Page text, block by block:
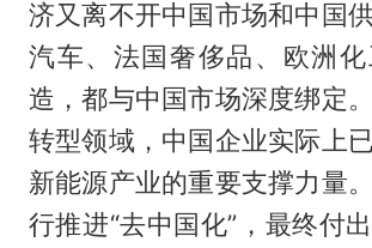
济又离不开中国市场和中国
汽车、法国奢侈品、欧洲
造，都与中国市场深度绑定
转型领域，中国企业实际上
新能源产业的重要支撑力量
行推进“去中国化”，最终付